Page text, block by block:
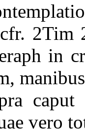
in
caput
vero